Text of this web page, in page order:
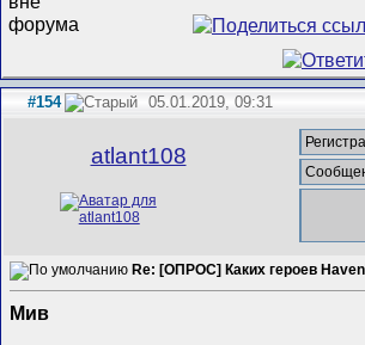
#154 05.01.2019, 09:31
atlant108
Re: [ОПРОС] Каких героев
Мив